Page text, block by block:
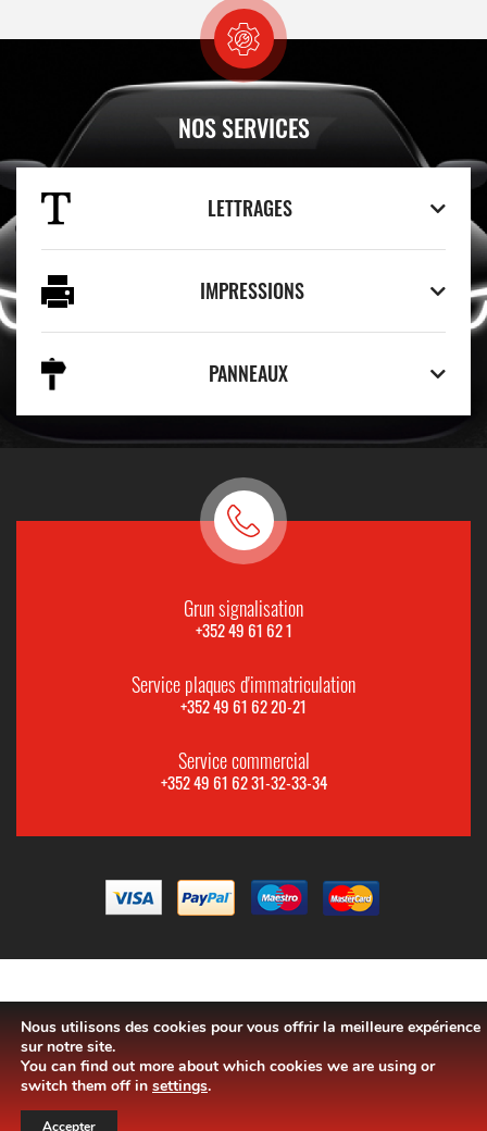
NOS SERVICES
LETTRAGES
IMPRESSIONS
PANNEAUX
Grun signalisation
+352 49 61 62 1
Service plaques d'immatriculation
+352 49 61 62 20-21
Service commercial
+352 49 61 62 31-32-33-34
Nous utilisons des cookies pour vous offrir la meilleure expérience
sur notre site.
You can find out more about which cookies we are using or
switch them off in settings.
Accepter